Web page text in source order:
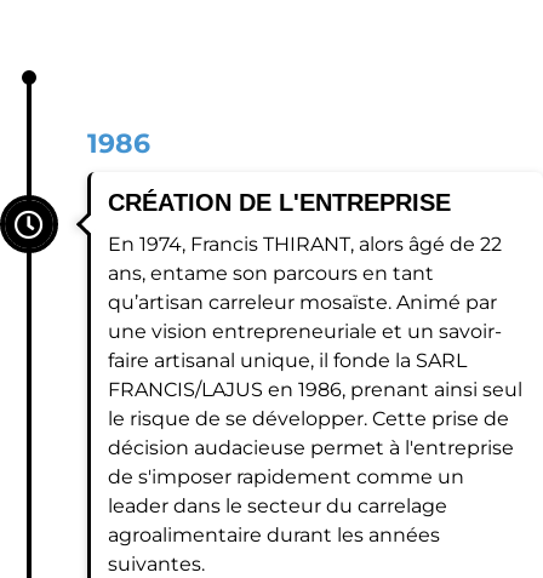
1986
CRÉATION DE L'ENTREPRISE
En 1974, Francis THIRANT, alors âgé de 22
ans, entame son parcours en tant
qu’artisan carreleur mosaïste. Animé par
une vision entrepreneuriale et un savoir-
faire artisanal unique, il fonde la SARL
FRANCIS/LAJUS en 1986, prenant ainsi seul
le risque de se développer. Cette prise de
décision audacieuse permet à l'entreprise
de s'imposer rapidement comme un
leader dans le secteur du carrelage
agroalimentaire durant les années
suivantes.